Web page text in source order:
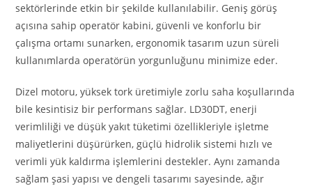
sektörlerinde etkin bir şekilde kullanılabilir. Geniş görüş
açısına sahip operatör kabini, güvenli ve konforlu bir
çalışma ortamı sunarken, ergonomik tasarım uzun süreli
kullanımlarda operatörün yorgunluğunu minimize eder.
Dizel motoru, yüksek tork üretimiyle zorlu saha koşullarında
bile kesintisiz bir performans sağlar. LD30DT, enerji
verimliliği ve düşük yakıt tüketimi özellikleriyle işletme
maliyetlerini düşürürken, güçlü hidrolik sistemi hızlı ve
verimli yük kaldırma işlemlerini destekler. Aynı zamanda
sağlam şasi yapısı ve dengeli tasarımı sayesinde, ağır